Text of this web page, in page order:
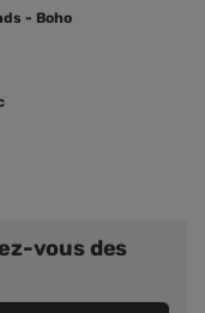
- Boho
vous des